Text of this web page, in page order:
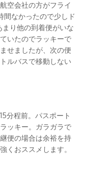
空会社の方がフライ
間なかったので少しド
まり他の到着便がいな
いたのでラッキーで
せましたが、次の便
ルバスで移動しない
分程前。パスポート
ッキー。ガラガラで
便の場合は余裕を持
くおススメします。